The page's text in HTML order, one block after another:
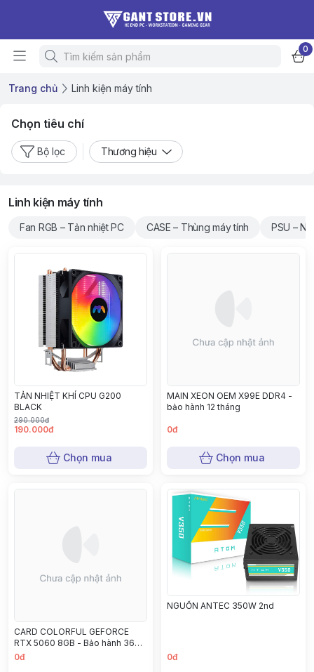
0
Trang chủ Linh kiện máy tính
Chọn tiêu chí
Bộ lọc Thương hiệu
Linh kiện máy tính
Fan RGB – Tản nhiệt PC CASE – Thùng máy tính PSU –
TẢN NHIỆT KHÍ CPU G200
BLACK
290.000đ
190.000đ
Chọn mua
MAIN XEON OEM X99E DDR4 -
bảo hành 12 tháng
0đ
Chọn mua
CARD COLORFUL GEFORCE
RTX 5060 8GB - Bảo hành 36
tháng
0đ
NGUỒN ANTEC 350W 2nd
0đ